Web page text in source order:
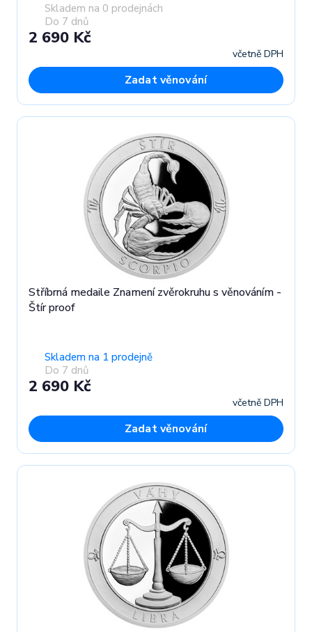
Skladem na 0 prodejnách
Do 7 dnů
2 690 Kč
včetně DPH
Zadat věnování
Stříbrná medaile Znamení zvěrokruhu s věnováním -
Štír proof
Skladem na 1 prodejně
Do 7 dnů
2 690 Kč
včetně DPH
Zadat věnování